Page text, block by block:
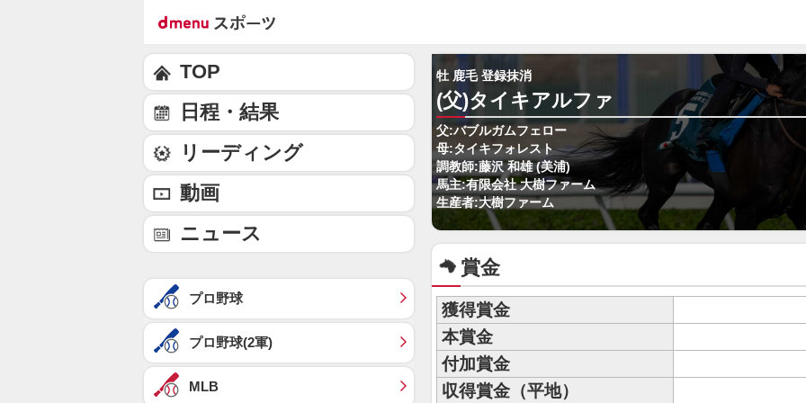
牡 鹿毛 登録抹消
(父)タイキアルファ
父:バブルガムフェロー
母:タイキフォレスト
調教師:藤沢 和雄 (美浦)
馬主:有限会社 大樹ファーム
生産者:大樹ファーム
賞金
獲得賞金
本賞金
付加賞金
収得賞金（平地）
TOP
日程・結果
リーディング
動画
ニュース
プロ野球
プロ野球(2軍)
MLB